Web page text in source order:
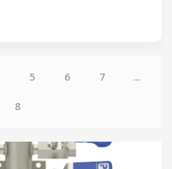
5 6 7 ...
8